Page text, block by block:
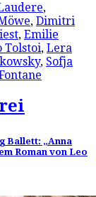
,
, Dimitri
, Emilie
Tolstoi, Lera
, Sofja
Ballett: „Anna
Roman von Leo